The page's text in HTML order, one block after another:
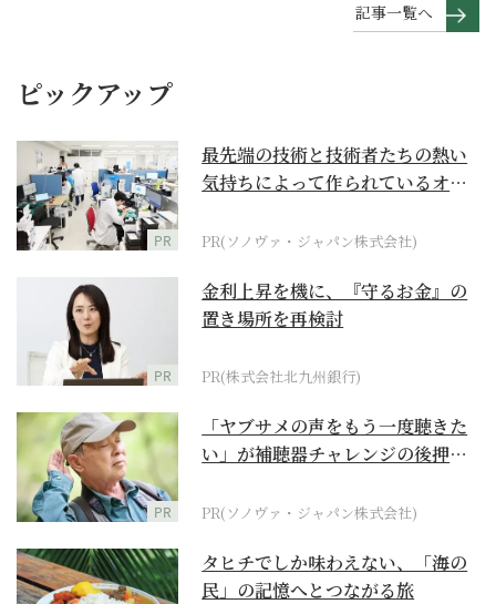
記事一覧へ
ピックアップ
PR
最先端の技術と技術者たちの熱い
気持ちによって作られているオー
PR(ソノヴァ・ジャパン株式会社)
PR
金利上昇を機に、『守るお金』の
置き場所を再検討
PR(株式会社北九州銀行)
PR
「ヤブサメの声をもう一度聴きた
い」が補聴器チャレンジの後押し
PR(ソノヴァ・ジャパン株式会社)
タヒチでしか味わえない、「海の
民」の記憶へとつながる旅